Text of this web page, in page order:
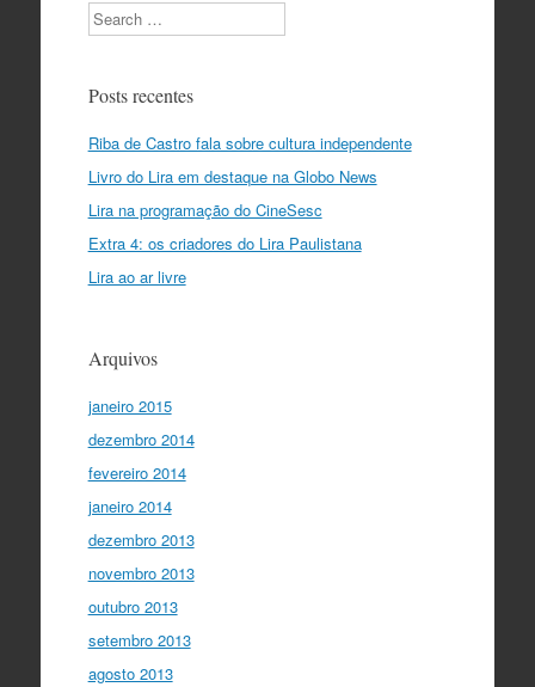
Search
Posts recentes
Riba de Castro fala sobre cultura independente
Livro do Lira em destaque na Globo News
Lira na programação do CineSesc
Extra 4: os criadores do Lira Paulistana
Lira ao ar livre
Arquivos
janeiro 2015
dezembro 2014
fevereiro 2014
janeiro 2014
dezembro 2013
novembro 2013
outubro 2013
setembro 2013
agosto 2013